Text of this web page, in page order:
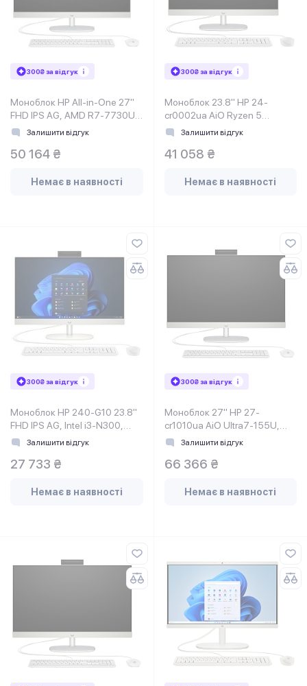
300₴ за відгук
Моноблок HP All-in-One 27"
FHD IPS AG, AMD R7-7730U,
16GB, F512GB, UMA, WiFi,
Залишити відгук
50 164 ₴
Немає в наявності
300₴ за відгук
Моноблок 23.8" HP 24-
cr0002ua AiO Ryzen 5
7520U, 16Gb, SSD512Gb,
White
Залишити відгук
41 058 ₴
Немає в наявності
300₴ за відгук
Моноблок HP 240-G10 23.8"
FHD IPS AG, Intel i3-N300,
8GB, F512GB, UMA, WiFi,
Залишити відгук
27 733 ₴
Немає в наявності
300₴ за відгук
Моноблок 27" HP 27-
cr1010ua AiO Ultra7-155U,
16Gb, SSD1Tb, WiFi, Cam,
Залишити відгук
66 366 ₴
Немає в наявності